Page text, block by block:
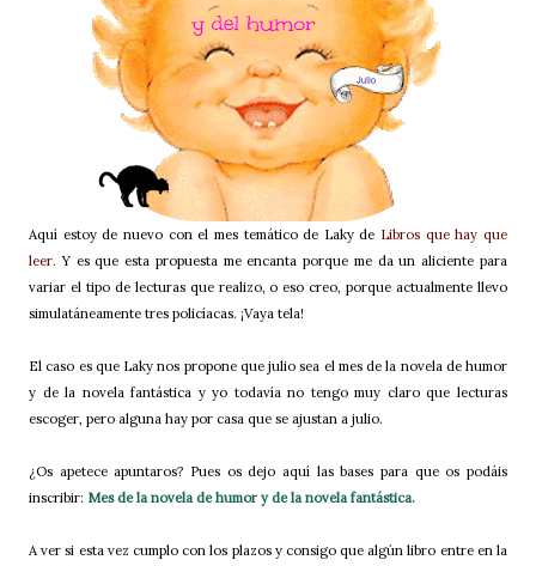
Aquí estoy de nuevo con el mes temático de Laky de Libros que hay que
leer. Y es que esta propuesta me encanta porque me da un aliciente para
variar el tipo de lecturas que realizo, o eso creo, porque actualmente llevo
simulatáneamente tres policíacas. ¡Vaya tela!
El caso es que Laky nos propone que julio sea el mes de la novela de humor
y de la novela fantástica y yo todavía no tengo muy claro que lecturas
escoger, pero alguna hay por casa que se ajustan a julio.
¿Os apetece apuntaros? Pues os dejo aquí las bases para que os podáis
inscribir: Mes de la novela de humor y de la novela fantástica.
A ver si esta vez cumplo con los plazos y consigo que algún libro entre en la